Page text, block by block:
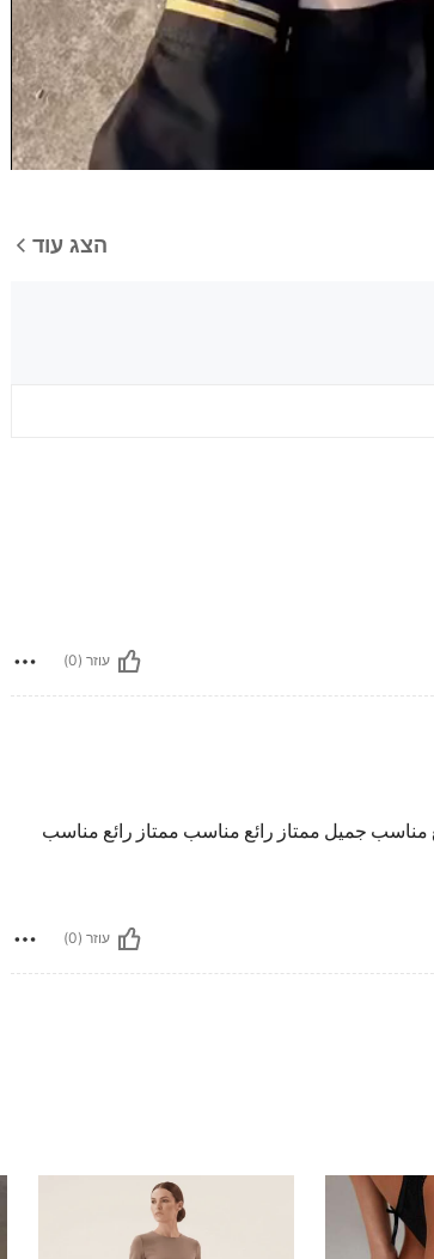
הצג עוד
עוזר (0)
مناسب جميل ممتاز رائع مناسب ممتاز رائع مناسب
עוזר (0)